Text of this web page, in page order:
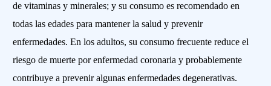
de vitaminas y minerales; y su consumo es recomendado en
todas las edades para mantener la salud y prevenir
enfermedades. En los adultos, su consumo frecuente reduce el
riesgo de muerte por enfermedad coronaria y probablemente
contribuye a prevenir algunas enfermedades degenerativas.